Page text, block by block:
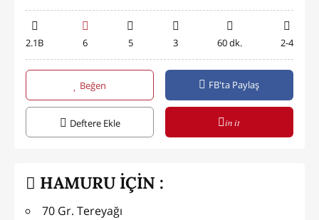
2.1B 6 5 3 60 dk. 2-4
Beğen FB'ta Paylaş
Deftere Ekle in it
HAMURU İÇİN :
70 Gr. Tereyağı